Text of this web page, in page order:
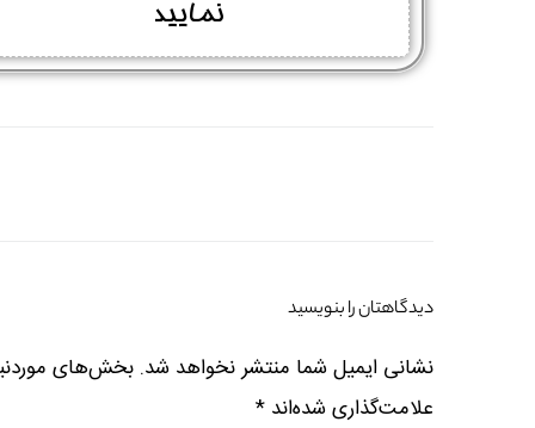
نمایید
دیدگاهتان را بنویسید
نشانی ایمیل شما منتشر نخواهد شد. بخش‌های
علامت‌گذاری شده‌اند *